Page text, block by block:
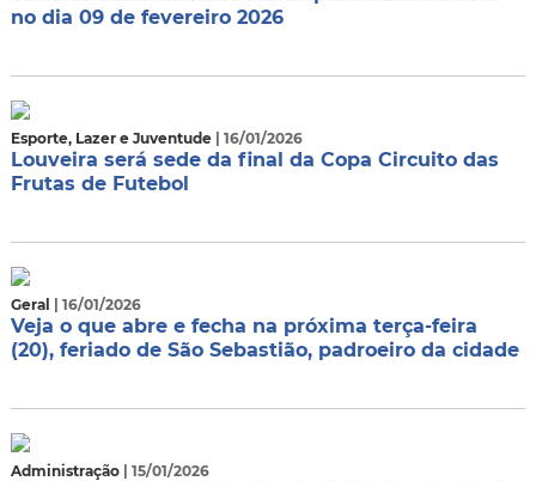
no dia 09 de fevereiro 2026
Esporte, Lazer e Juventude | 16/01/2026
Louveira será sede da final da Copa Circuito das
Frutas de Futebol
Geral | 16/01/2026
Veja o que abre e fecha na próxima terça-feira
(20), feriado de São Sebastião, padroeiro da cidade
Administração | 15/01/2026